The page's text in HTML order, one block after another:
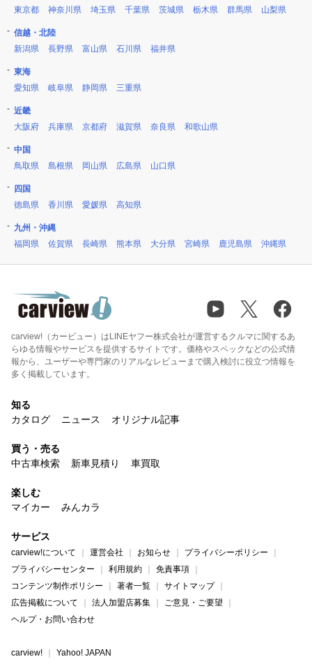
東京都
神奈川県 埼玉県 千葉県 茨城県 栃木県 群馬県 山梨県
信越・北陸
新潟県
長野県 富山県 石川県 福井県
東海
愛知県
岐阜県 静岡県 三重県
近畿
大阪府
兵庫県 京都府 滋賀県 奈良県 和歌山県
中国
鳥取県
島根県 岡山県 広島県 山口県
四国
徳島県
香川県 愛媛県 高知県
九州・沖縄
福岡県
佐賀県 長崎県 熊本県 大分県 宮崎県 鹿児島県 沖縄県
carview!（カービュー）はLINEヤフー株式会社が運営するクルマに関するあ
らゆる情報やサービスを提供するサイトです。価格やスペックなどの公式情
報から、ユーザーや専門家のリアルなレビューまで購入検討に役立つ情報を
多く掲載しています。
知る
カタログ
ニュース オリジナル記事
買う・売る
中古車検索
新車見積り 車買取
楽しむ
マイカー
みんカラ
サービス
carview!について 運営会社 お知らせ
プライバシーポリシー
プライバシーセンター
利用規約
免責事項
コンテンツ制作ポリシー
著者一覧
サイトマップ
広告掲載について
法人加盟店募集
ご意見・ご要望
ヘルプ・お問い合わせ
carview! Yahoo! JAPAN